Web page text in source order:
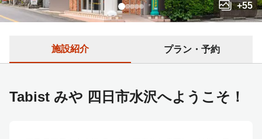
+55
施設紹介 プラン・予約
Tabist みや 四日市水沢へようこそ！